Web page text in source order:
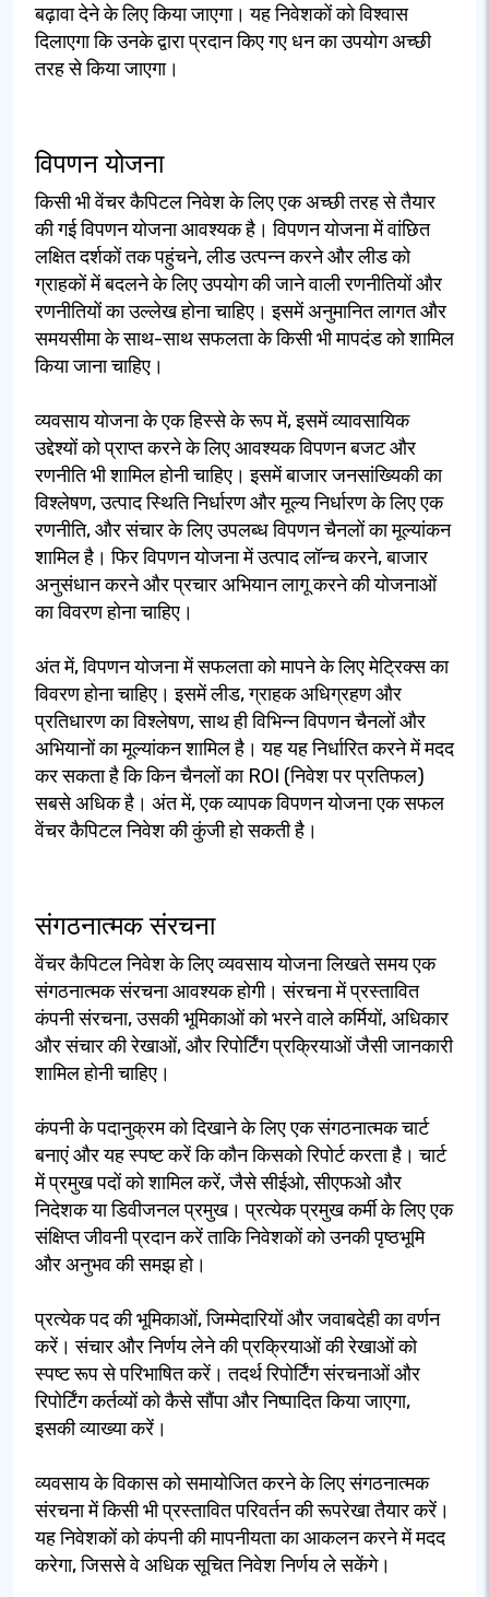
बढ़ावा देने के लिए किया जाएगा। यह निवेशकों को विश्वास
दिलाएगा कि उनके द्वारा प्रदान किए गए धन का उपयोग अच्छी
तरह से किया जाएगा।
विपणन योजना
किसी भी वेंचर कैपिटल निवेश के लिए एक अच्छी तरह से तैयार
की गई विपणन योजना आवश्यक है। विपणन योजना में वांछित
लक्षित दर्शकों तक पहुंचने, लीड उत्पन्न करने और लीड को
ग्राहकों में बदलने के लिए उपयोग की जाने वाली रणनीतियों और
रणनीतियों का उल्लेख होना चाहिए। इसमें अनुमानित लागत और
समयसीमा के साथ-साथ सफलता के किसी भी मापदंड को शामिल
किया जाना चाहिए।
व्यवसाय योजना के एक हिस्से के रूप में, इसमें व्यावसायिक
उद्देश्यों को प्राप्त करने के लिए आवश्यक विपणन बजट और
रणनीति भी शामिल होनी चाहिए। इसमें बाजार जनसांख्यिकी का
विश्लेषण, उत्पाद स्थिति निर्धारण और मूल्य निर्धारण के लिए एक
रणनीति, और संचार के लिए उपलब्ध विपणन चैनलों का मूल्यांकन
शामिल है। फिर विपणन योजना में उत्पाद लॉन्च करने, बाजार
अनुसंधान करने और प्रचार अभियान लागू करने की योजनाओं
का विवरण होना चाहिए।
अंत में, विपणन योजना में सफलता को मापने के लिए मेट्रिक्स का
विवरण होना चाहिए। इसमें लीड, ग्राहक अधिग्रहण और
प्रतिधारण का विश्लेषण, साथ ही विभिन्न विपणन चैनलों और
अभियानों का मूल्यांकन शामिल है। यह यह निर्धारित करने में मदद
कर सकता है कि किन चैनलों का ROI (निवेश पर प्रतिफल)
सबसे अधिक है। अंत में, एक व्यापक विपणन योजना एक सफल
वेंचर कैपिटल निवेश की कुंजी हो सकती है।
संगठनात्मक संरचना
वेंचर कैपिटल निवेश के लिए व्यवसाय योजना लिखते समय एक
संगठनात्मक संरचना आवश्यक होगी। संरचना में प्रस्तावित
कंपनी संरचना, उसकी भूमिकाओं को भरने वाले कर्मियों, अधिकार
और संचार की रेखाओं, और रिपोर्टिंग प्रक्रियाओं जैसी जानकारी
शामिल होनी चाहिए।
कंपनी के पदानुक्रम को दिखाने के लिए एक संगठनात्मक चार्ट
बनाएं और यह स्पष्ट करें कि कौन किसको रिपोर्ट करता है। चार्ट
में प्रमुख पदों को शामिल करें, जैसे सीईओ, सीएफओ और
निदेशक या डिवीजनल प्रमुख। प्रत्येक प्रमुख कर्मी के लिए एक
संक्षिप्त जीवनी प्रदान करें ताकि निवेशकों को उनकी पृष्ठभूमि
और अनुभव की समझ हो।
प्रत्येक पद की भूमिकाओं, जिम्मेदारियों और जवाबदेही का वर्णन
करें। संचार और निर्णय लेने की प्रक्रियाओं की रेखाओं को
स्पष्ट रूप से परिभाषित करें। तदर्थ रिपोर्टिंग संरचनाओं और
रिपोर्टिंग कर्तव्यों को कैसे सौंपा और निष्पादित किया जाएगा,
इसकी व्याख्या करें।
व्यवसाय के विकास को समायोजित करने के लिए संगठनात्मक
संरचना में किसी भी प्रस्तावित परिवर्तन की रूपरेखा तैयार करें।
यह निवेशकों को कंपनी की मापनीयता का आकलन करने में मदद
करेगा, जिससे वे अधिक सूचित निवेश निर्णय ले सकेंगे।